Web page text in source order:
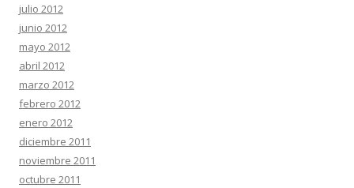
julio 2012
junio 2012
mayo 2012
abril 2012
marzo 2012
febrero 2012
enero 2012
diciembre 2011
noviembre 2011
octubre 2011